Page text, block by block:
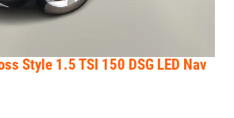
Style 1.5 TSI 150 DSG LED Nav